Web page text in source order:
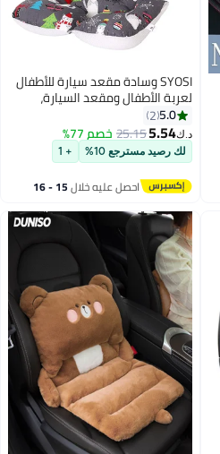
SYOSI وسادة مقعد سيارة للأطفال
لعربة الأطفال ومقعد السيارة،
وسادة سميكة قابلة للتنفس
للأطفال، استخدام مزدوج الجانب،
وسادة مقعد للأطفال للنوم الآمن
في مقعد السيارة ومقعد التعزيز
(قطة)
5.0
2
د.ك‏5.54
25.15خصم 77%
لك رصيد مسترجع 10% + 1
احصل عليه خلال 15 - 16